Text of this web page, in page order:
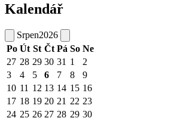
Kalendář
Srpen2026
Po Út St Čt Pá So Ne
27 28 29 30 31 1
2
3
4 5 6 7 8
9
10 11 12 13 14 15 16
17 18 19 20 21 22 23
24 25 26 27 28 29 30